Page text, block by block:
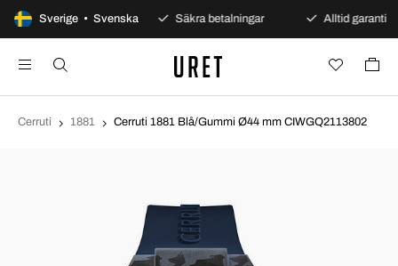
Sverige • Svenska
100 dagars öppet köp Säkra betalningar Alltid garanti
Cerruti 1881 Cerruti 1881 Blå/Gummi Ø44 mm CIWGQ2113802